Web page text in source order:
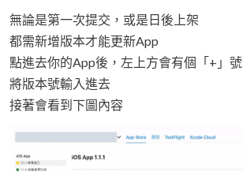
無論是第一次提交，或是日後上架
都需新增版本才能更新App
點進去你的App後，左上方會有個「+」號
將版本號輸入進去
接著會看到下圖內容